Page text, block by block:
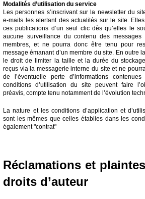
Modalités d’utilisation du service
Les personnes s’inscrivant sur la newsletter du
e-mails les alertant des actualités sur le site.
ces publications d’un seul clic dès qu’elles le
aucune surveillance du contenu des
membres, et ne pourra donc être tenu pour
message émanant d’un membre du site. En outre
le droit de limiter la taille et la durée du
reçus via la messagerie interne du site et ne
de l’éventuelle perte d’informations
conditions d’utilisation du site peuvent faire
préavis, compte tenu notamment de l’évolution
La nature et les conditions d’application et
sont les mêmes que celles établies dans les
également "contrat"
Réclamations et
droits d’auteur